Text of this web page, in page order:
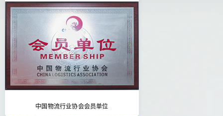
中国物流行业协会会员单位